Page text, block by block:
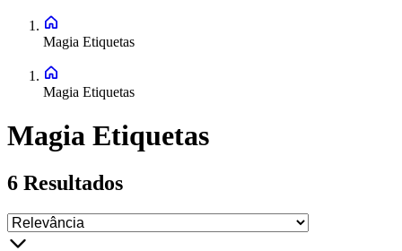
Magia Etiquetas
Magia Etiquetas
Magia Etiquetas
6 Resultados